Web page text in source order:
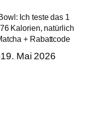
Ich teste das 1
Kalorien, natürlich
+ Rabattcode
19. Mai 2026